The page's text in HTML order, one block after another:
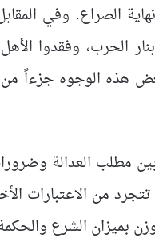
الصراع. وفي
الحرب، وفقدوا
هذه الوجوه جزءاً من
مطلب العدالة
من الاعتبارات
بميزان الشرع